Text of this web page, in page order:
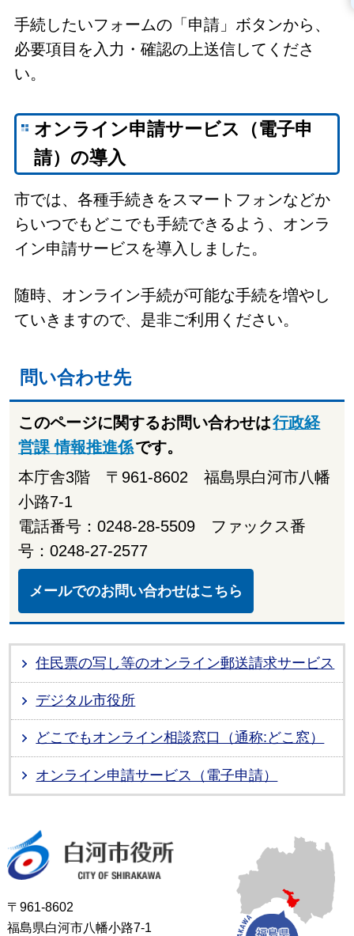
手続したいフォームの「申請」ボタンから、
必要項目を入力・確認の上送信してくださ
い。
オンライン申請サービス（電子申
請）の導入
市では、各種手続きをスマートフォンなどか
らいつでもどこでも手続できるよう、オンラ
イン申請サービスを導入しました。
随時、オンライン手続が可能な手続を増やし
ていきますので、是非ご利用ください。
問い合わせ先
このページに関するお問い合わせは行政経
営課 情報推進係です。
本庁舎3階 〒961-8602 福島県白河市八幡
小路7-1
電話番号：0248-28-5509 ファックス番
号：0248-27-2577
メールでのお問い合わせはこちら
住民票の写し等のオンライン郵送請求サービス
デジタル市役所
どこでもオンライン相談窓口（通称:どこ窓）
オンライン申請サービス（電子申請）
〒961-8602
福島県白河市八幡小路7-1